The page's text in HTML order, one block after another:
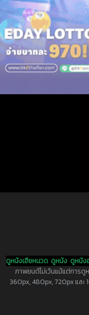
ดูหนังเฮียหนวด ดูหนัง ดูหนัง
ภาพยนต์ไม่เว้นแม้แต่การ
360px, 480px, 720px และ